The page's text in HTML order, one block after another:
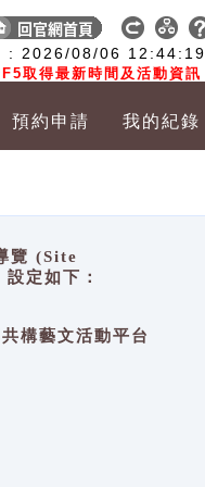
: 2026/08/06 12:44:19
取得最新時間及活動資訊
預約申請 我的紀錄
覽 (Site
定如下：
構藝文活動平台